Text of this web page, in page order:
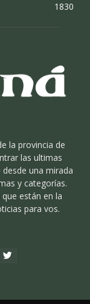
1830
la provincia de
las ultimas
una mirada
y categorías.
están en la
para vos.